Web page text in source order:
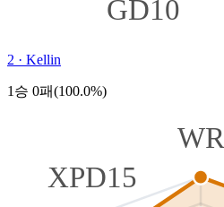
GD10
2 · Kellin
1승 0패(100.0%)
WR
XPD15